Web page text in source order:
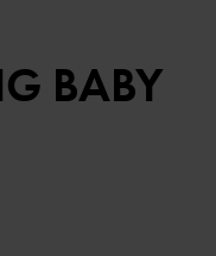
BABY